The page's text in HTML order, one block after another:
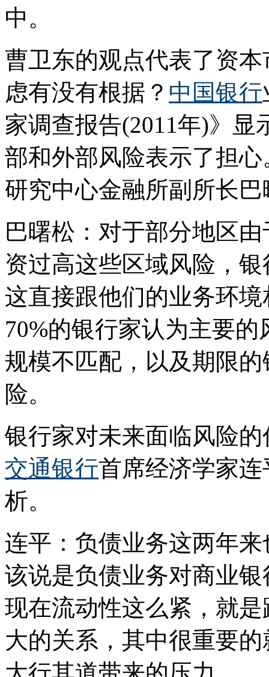
中。
曹卫东的观点代表了资
虑有没有根据？ 中国银行
家调查报告(2011年)》
部和外部风险表示了担
研究中心金融所副所长
巴曙松：对于部分地区
资过高这些区域风险，
这直接跟他们的业务环
70%的银行家认为主要
规模不匹配，以及期限
险。
银行家对未来面临风险
交通银行首席经济学家
析。
连平：负债业务这两年
该说是负债业务对商业
现在流动性这么紧，就
大的关系，其中很重要